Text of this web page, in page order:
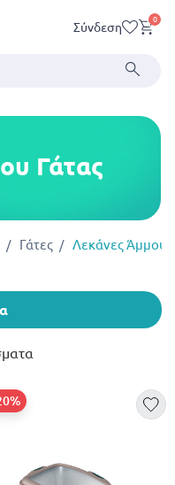
Σύνδεση 0
Γάτας
Γάτες Λεκάνες Άμμου